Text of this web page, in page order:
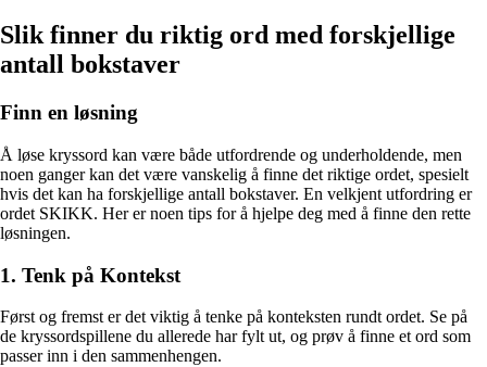
Slik finner du riktig ord med forskjellige
antall bokstaver
Finn en løsning
Å løse kryssord kan være både utfordrende og underholdende, men
noen ganger kan det være vanskelig å finne det riktige ordet, spesielt
hvis det kan ha forskjellige antall bokstaver. En velkjent utfordring er
ordet SKIKK. Her er noen tips for å hjelpe deg med å finne den rette
løsningen.
1. Tenk på Kontekst
Først og fremst er det viktig å tenke på konteksten rundt ordet. Se på
de kryssordspillene du allerede har fylt ut, og prøv å finne et ord som
passer inn i den sammenhengen.